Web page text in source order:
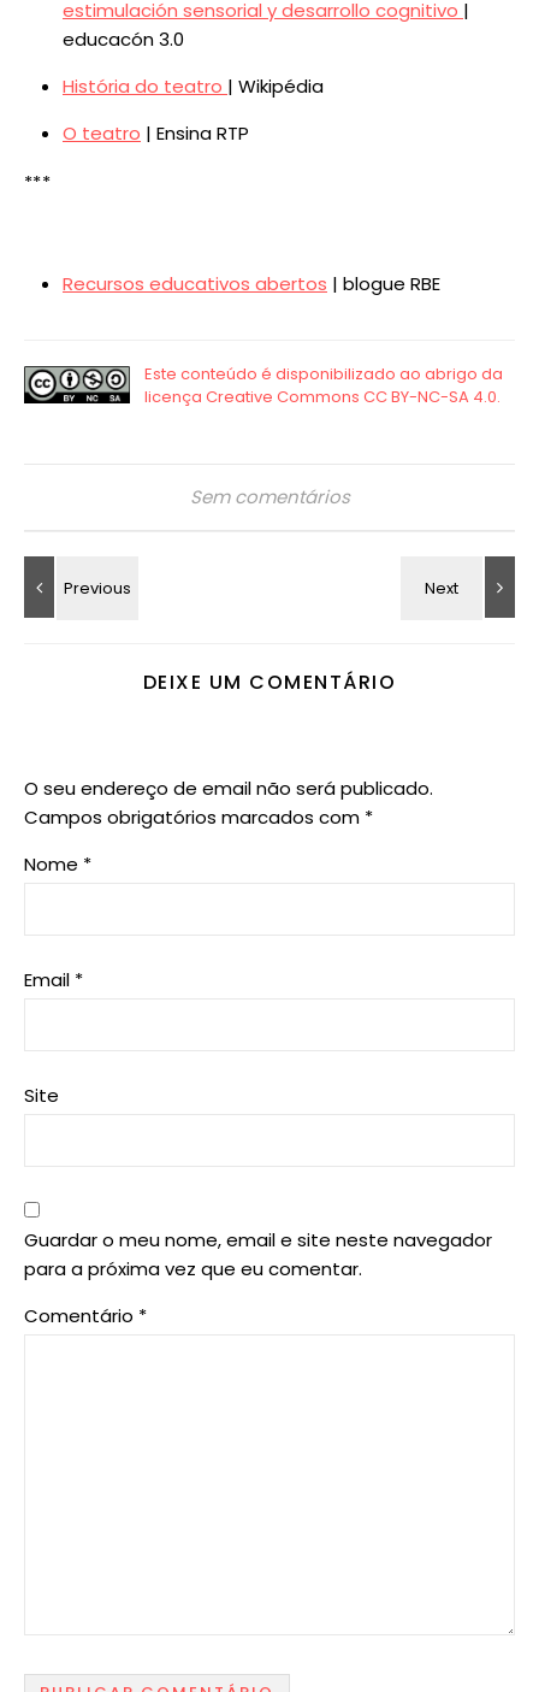
estimulación sensorial y desarrollo cognitivo |
educacón 3.0
História do teatro | Wikipédia
O teatro | Ensina RTP
***
Recursos educativos abertos | blogue RBE
Sem comentários
DEIXE UM COMENTÁRIO
O seu endereço de email não será publicado.
Campos obrigatórios marcados com *
Nome *
Email *
Site
Guardar o meu nome, email e site neste navegador
para a próxima vez que eu comentar.
Comentário *